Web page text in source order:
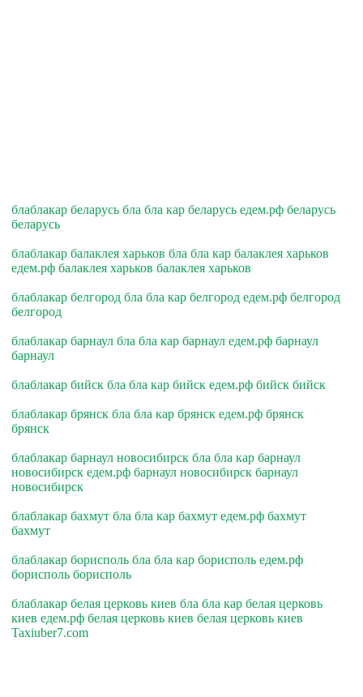
блаблакар беларусь бла бла кар беларусь едем.рф беларусь
беларусь
блаблакар балаклея харьков бла бла кар балаклея харьков
едем.рф балаклея харьков балаклея харьков
блаблакар белгород бла бла кар белгород едем.рф белгород
белгород
блаблакар барнаул бла бла кар барнаул едем.рф барнаул
барнаул
блаблакар бийск бла бла кар бийск едем.рф бийск бийск
блаблакар брянск бла бла кар брянск едем.рф брянск
брянск
блаблакар барнаул новосибирск бла бла кар барнаул
новосибирск едем.рф барнаул новосибирск барнаул
новосибирск
блаблакар бахмут бла бла кар бахмут едем.рф бахмут
бахмут
блаблакар борисполь бла бла кар борисполь едем.рф
борисполь борисполь
блаблакар белая церковь киев бла бла кар белая церковь
киев едем.рф белая церковь киев белая церковь киев
Taxiuber7.com